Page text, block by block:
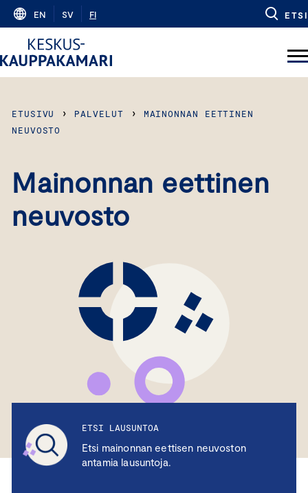
Skip
content
EN SV FI ETSI
ETUSIVU › PALVELUT ›
MAINONNAN EETTINEN
NEUVOSTO
Mainonnan eettinen
neuvosto
ETSI LAUSUNTOA
Etsi mainonnan eettisen neuvoston
antamia lausuntoja.